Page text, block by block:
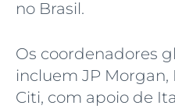
no Brasil.
Os coordenadores
incluem JP
Citi, com apoio de